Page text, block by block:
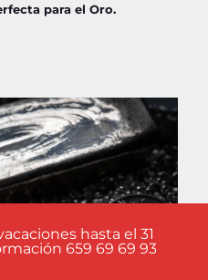
para el Oro.
hasta el 31
659 69 69 93